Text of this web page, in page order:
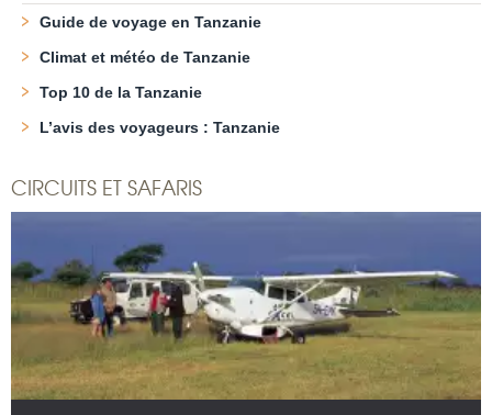
Guide de voyage en Tanzanie
Climat et météo de Tanzanie
Top 10 de la Tanzanie
L’avis des voyageurs : Tanzanie
CIRCUITS ET SAFARIS